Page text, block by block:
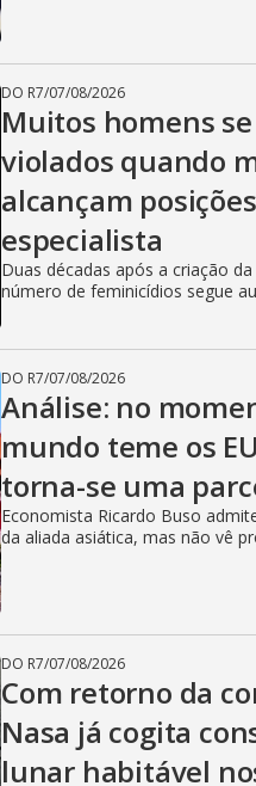
DO R7/07/08/2026
Muitos homens
violados quando
alcançam
especialista
Duas décadas após a criação
número de feminicídios segue
DO R7/07/08/2026
Análise: no
mundo teme os
torna-se uma
Economista Ricardo Buso
da aliada asiática, mas não vê
DO R7/07/08/2026
Com retorno da
Nasa já cogita
lunar habitável